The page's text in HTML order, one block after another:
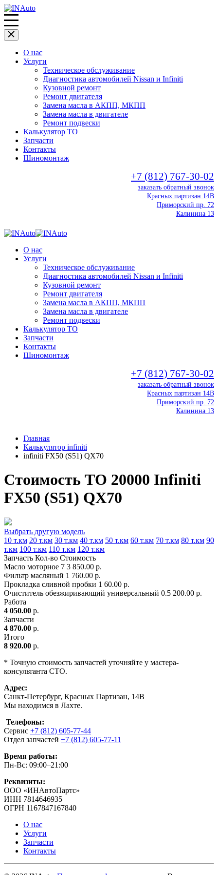
О нас
Услуги
Техническое обслуживание
Диагностика автомобилей Nissan и Infiniti
Кузовной ремонт
Ремонт двигателя
Замена масла в АКПП, МКПП
Замена масла в двигателе
Ремонт подвески
Калькулятор ТО
Запчасти
Контакты
Шиномонтаж
+7 (812) 767-30-02
заказать обратный звонок
Красных партизан 14В
Приморский пр. 72
Калинина 13
О нас
Услуги
Техническое обслуживание
Диагностика автомобилей Nissan и Infiniti
Кузовной ремонт
Ремонт двигателя
Замена масла в АКПП, МКПП
Замена масла в двигателе
Ремонт подвески
Калькулятор ТО
Запчасти
Контакты
Шиномонтаж
+7 (812) 767-30-02
заказать обратный звонок
Красных партизан 14В
Приморский пр. 72
Калинина 13
Главная
Калькулятор infiniti
infiniti FX50 (S51) QX70
Стоимость ТО 20000 Infiniti
FX50 (S51) QX70
Выбрать другую модель
10 т.км 20 т.км 30 т.км 40 т.км 50 т.км 60 т.км 70 т.км 80 т.км 90
т.км 100 т.км 110 т.км 120 т.км
Запчасть Кол-во Стоимость
Масло моторное 7 3 850.00 р.
Фильтр масляный 1 760.00 р.
Прокладка сливной пробки 1 60.00 р.
Очиститель обезжиривающий универсальный 0.5 200.00 р.
Работа
4 050.00 р.
Запчасти
4 870.00 р.
Итого
8 920.00 р.
* Точную стоимость запчастей уточняйте у мастера-
консультанта СТО.
Адрес:
Санкт-Петербург, Красных Партизан, 14В
Мы находимся в Лахте.
Телефоны:
Сервис +7 (812) 605-77-44
Отдел запчастей +7 (812) 605-77-11
Время работы:
Пн-Вс: 09:00–21:00
Реквизиты:
ООО «ИНАвтоПартс»
ИНН 7814646935
ОГРН 1167847167840
О нас
Услуги
Запчасти
Контакты